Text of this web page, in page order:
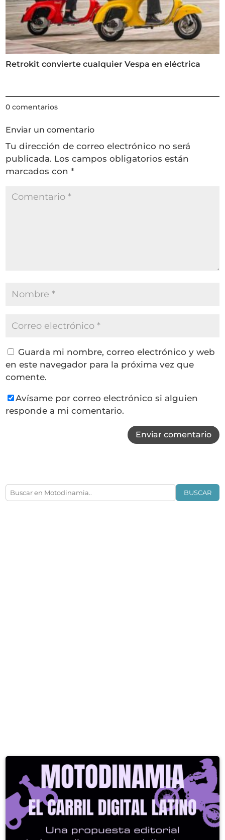
Retrokit convierte cualquier Vespa en eléctrica
0 comentarios
Enviar un comentario
Tu dirección de correo electrónico no será
publicada. Los campos obligatorios están
marcados con*
Guarda mi nombre, correo electrónico y web
en este navegador para la próxima vez que
comente.
Avísame por correo electrónico si alguien
responde a mi comentario.
Enviar comentario
BUSCAR